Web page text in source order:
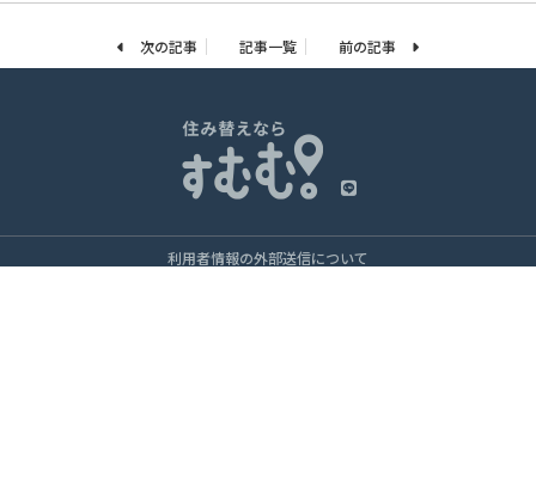
次の記事 記事一覧 前の記事
利用者情報の外部送信について